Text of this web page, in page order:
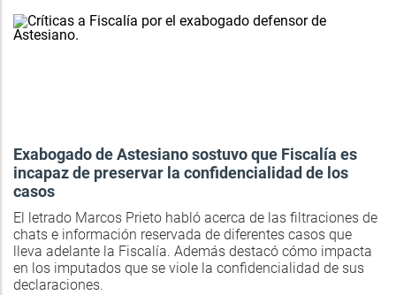
Exabogado de Astesiano sostuvo que Fiscalía es
incapaz de preservar la confidencialidad de los
casos
El letrado Marcos Prieto habló acerca de las filtraciones de
chats e información reservada de diferentes casos que
lleva adelante la Fiscalía. Además destacó cómo impacta
en los imputados que se viole la confidencialidad de sus
declaraciones.